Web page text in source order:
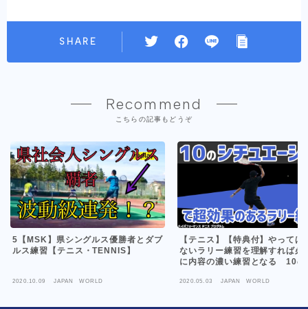
SHARE
Recommend
こちらの記事もどうぞ
5【MSK】県シングルス優勝者とダブ
ルス練習【テニス・TENNIS】
2020.10.09 JAPAN WORLD
【テニス】【特典付】やっては
ないラリー練習を理解すれば必
に内容の濃い練習となる 10の
ークラリーをテンポ良く進めて
き】
2020.05.03 JAPAN WORLD